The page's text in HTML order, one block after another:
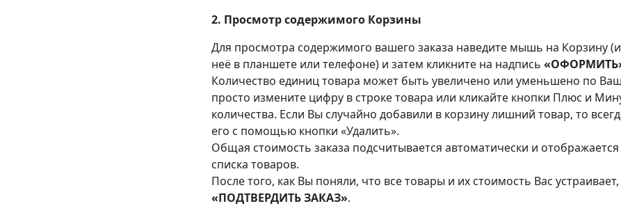
2. Просмотр содержимого Корзины
Для просмотра содержимого вашего заказа наведите мышь на Корзину
неё в планшете или телефоне) и затем кликните на надпись
Количество единиц товара может быть увеличено или уменьшено по
просто измените цифру в строке товара или кликайте кнопки Плюс и
количества. Если Вы случайно добавили в корзину лишний товар, то
его с помощью кнопки «Удалить».
Общая стоимость заказа подсчитывается автоматически и
списка товаров.
После того, как Вы поняли, что все товары и их стоимость Вас
«ПОДТВЕРДИТЬ ЗАКАЗ».